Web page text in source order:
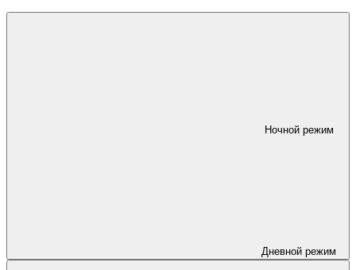
Ночной режим
Дневной режим